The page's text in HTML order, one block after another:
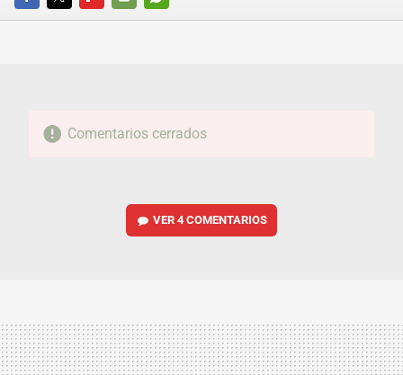
FACEBOOKTWITTERFLIPBOARD
E-
WHATSAPP
Comentarios cerrados
VER4 COMENTARIOS